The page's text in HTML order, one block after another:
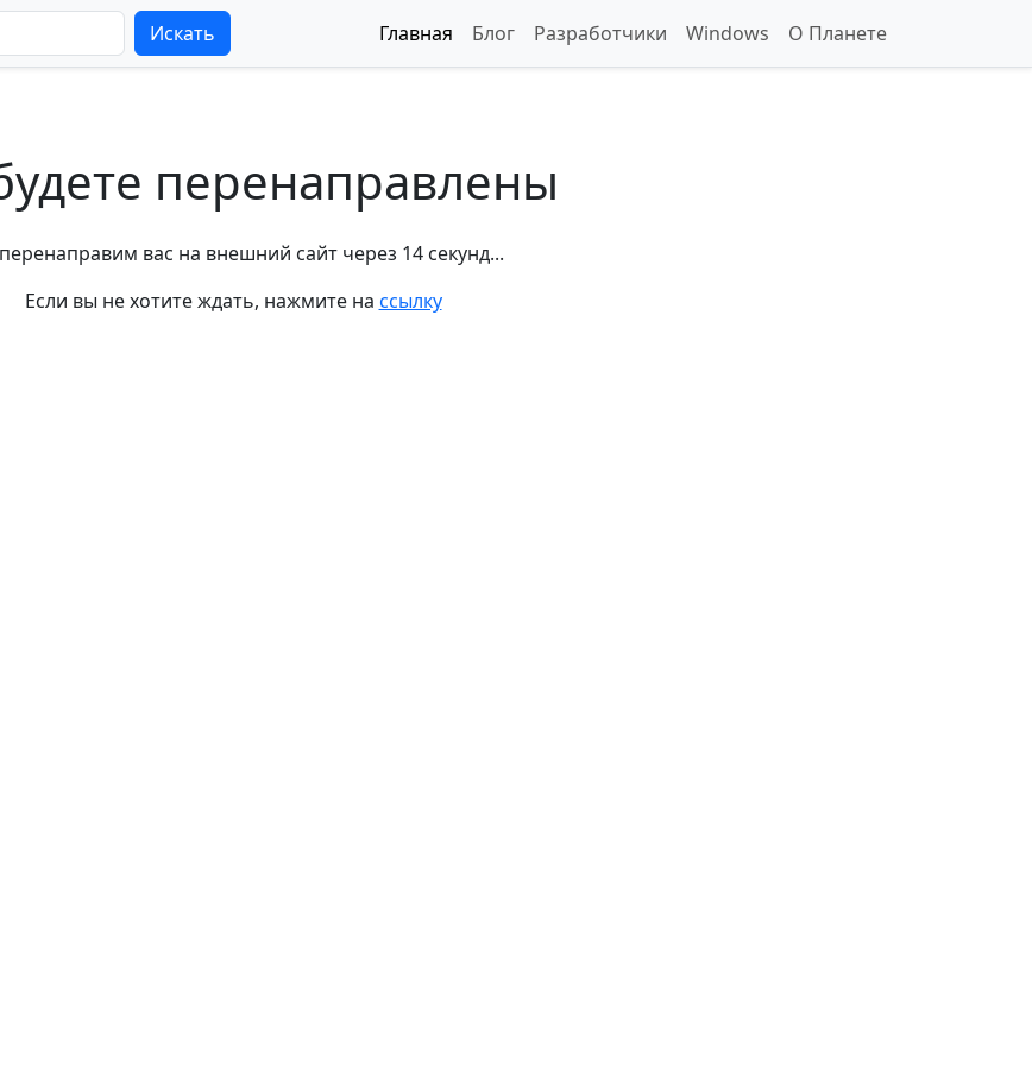
Искать Главная Блог Разработчики Windows О Планете
перенаправлены
вас на внешний сайт через 14 секунд...
Если вы не хотите ждать, нажмите на ссылку